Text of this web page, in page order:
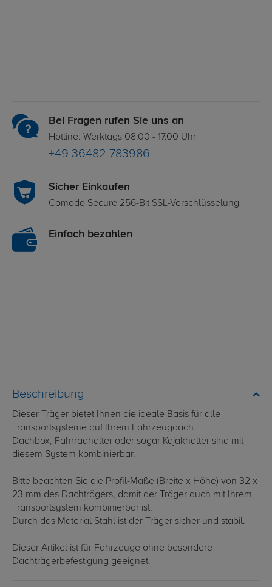
Bei Fragen rufen Sie uns an
Hotline: Werktags 08.00 - 17.00 Uhr
+49 36482 783986
Sicher Einkaufen
Comodo Secure 256-Bit SSL-Verschlüsselung
Einfach bezahlen
Beschreibung
Dieser Träger bietet Ihnen die ideale Basis für alle
Transportsysteme auf Ihrem Fahrzeugdach.
Dachbox, Fahrradhalter oder sogar Kajakhalter sind mit
diesem System kombinierbar.
Bitte beachten Sie die Profil-Maße (Breite x Höhe) von 32 x
23 mm des Dachträgers, damit der Träger auch mit Ihrem
Transportsystem kombinierbar ist.
Durch das Material Stahl ist der Träger sicher und stabil.
Dieser Artikel ist für Fahrzeuge ohne besondere
Dachträgerbefestigung geeignet.